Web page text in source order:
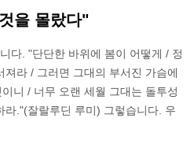
을 몰랐다"
다. "단단한 바위에 봄이 어떻게 / 정
라 / 그러면 그대의 부서진 가슴에
니 / 너무 오랜 세월 그대는 돌투성
라."(잘랄루딘 루미) 그렇습니다. 우